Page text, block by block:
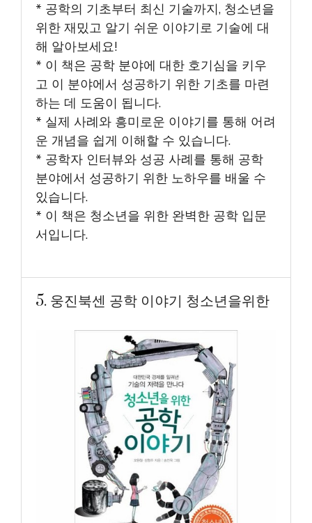
* 공학의 기초부터 최신 기술까지, 청소년을
위한 재밌고 알기 쉬운 이야기로 기술에 대
해 알아보세요!
* 이 책은 공학 분야에 대한 호기심을 키우
고 이 분야에서 성공하기 위한 기초를 마련
하는 데 도움이 됩니다.
* 실제 사례와 흥미로운 이야기를 통해 어려
운 개념을 쉽게 이해할 수 있습니다.
* 공학자 인터뷰와 성공 사례를 통해 공학
분야에서 성공하기 위한 노하우를 배울 수
있습니다.
* 이 책은 청소년을 위한 완벽한 공학 입문
서입니다.
5. 웅진북센 공학 이야기 청소년을위한